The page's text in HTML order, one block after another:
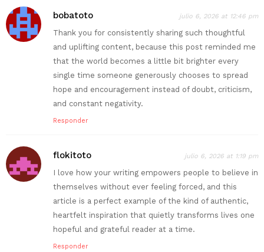
bobatoto julio 6, 2026 at 12:46 pm
Thank you for consistently sharing such thoughtful
and uplifting content, because this post reminded me
that the world becomes a little bit brighter every
single time someone generously chooses to spread
hope and encouragement instead of doubt, criticism,
and constant negativity.
Responder
flokitoto julio 6, 2026 at 1:19 pm
I love how your writing empowers people to believe in
themselves without ever feeling forced, and this
article is a perfect example of the kind of authentic,
heartfelt inspiration that quietly transforms lives one
hopeful and grateful reader at a time.
Responder